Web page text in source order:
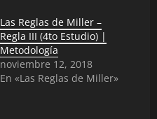
Las Reglas de Miller –
Regla III (4to Estudio) |
Metodología
noviembre 12, 2018
En «Las Reglas de Miller»